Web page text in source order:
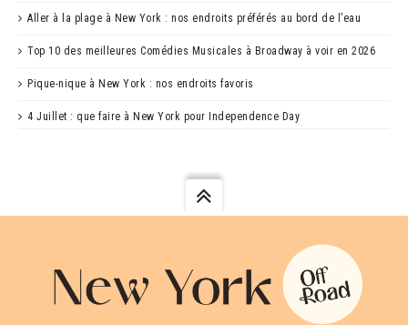
Aller à la plage à New York : nos endroits préférés au bord de l’eau
Top 10 des meilleures Comédies Musicales à Broadway à voir en 2026
Pique-nique à New York : nos endroits favoris
4 Juillet : que faire à New York pour Independence Day